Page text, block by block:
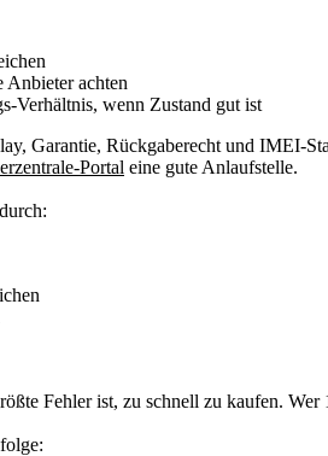
Anbieter achten
Verhältnis, wenn Zustand gut ist
Garantie, Rückgaberecht und IMEI-
Portal eine gute Anlaufstelle.
Fehler ist, zu schnell zu kaufen.